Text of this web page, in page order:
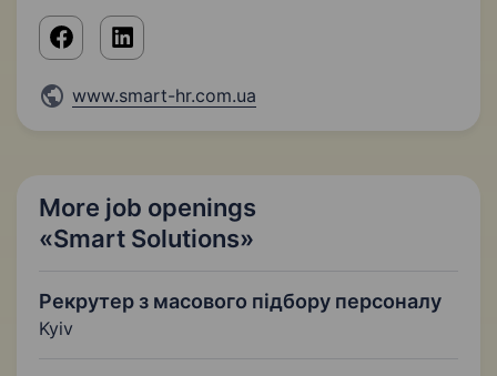
www.smart-hr.com.ua
More job openings
«Smart Solutions»
Рекрутер з масового підбору персоналу
Kyiv